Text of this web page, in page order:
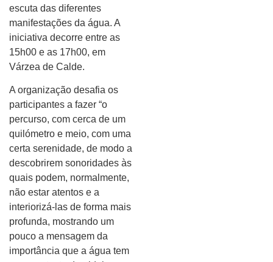
escuta das diferentes
manifestações da água. A
iniciativa decorre entre as
15h00 e as 17h00, em
Várzea de Calde.
A organização desafia os
participantes a fazer “o
percurso, com cerca de um
quilómetro e meio, com uma
certa serenidade, de modo a
descobrirem sonoridades às
quais podem, normalmente,
não estar atentos e a
interiorizá-las de forma mais
profunda, mostrando um
pouco a mensagem da
importância que a água tem